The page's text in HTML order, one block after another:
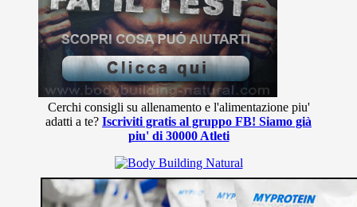
Cerchi consigli su allenamento e l'alimentazione piu'
adatti a te? Iscriviti gratis al gruppo FB! Siamo già
piu' di 30000 Atleti